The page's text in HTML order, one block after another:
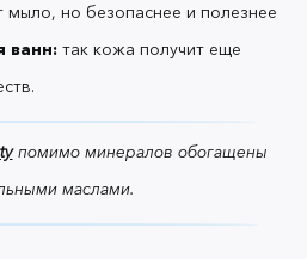
очищающим средством.
правила, минимум раз в
но безопаснее и полезнее
ванн: так кожа получит еще
помимо минералов обогащены
маслами.